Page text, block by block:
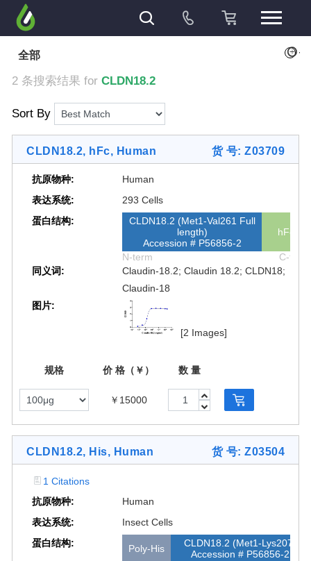
全部 +
2 条搜索结果 for CLDN18.2
Sort By
CLDN18.2, hFc, Human 货 号: Z03709
抗原物种:
Human
表达系统:
293 Cells
蛋白结构:
CLDN18.2 (Met1-Val261 Full
length)
Accession # P56856-2
hFc
N-term
C-term
同义词:
Claudin-18.2; Claudin 18.2; CLDN18;
Claudin-18
图片:
[2 Images]
规格 价 格（￥） 数 量
￥15000
CLDN18.2, His, Human 货 号: Z03504
1 Citations
抗原物种:
Human
表达系统:
Insect Cells
蛋白结构:
Poly-His
CLDN18.2 (Met1-Lys207)
Accession # P56856-2